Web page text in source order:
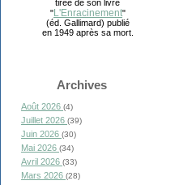
tirée de son livre
"L'Enracinement"
(éd. Gallimard) publié
en 1949 après sa mort.
Archives
Août 2026 (4)
Juillet 2026 (39)
Juin 2026 (30)
Mai 2026 (34)
Avril 2026 (33)
Mars 2026 (28)